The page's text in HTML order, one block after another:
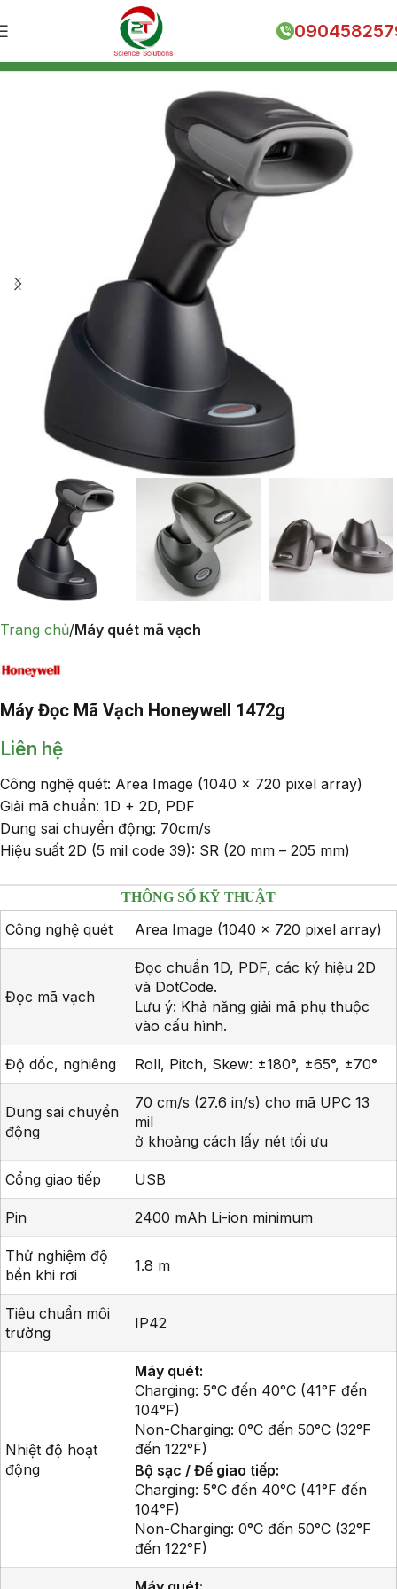
Trang chủ Máy quét mã vạch
Máy Đọc Mã Vạch Honeywell 1472g
Liên hệ
Công nghệ quét: Area Image (1040 x 720 pixel array)
Giải mã chuẩn: 1D + 2D, PDF
Dung sai chuyển động: 70cm/s
Hiệu suất 2D (5 mil code 39): SR (20 mm – 205 mm)
THÔNG SỐ KỸ THUẬT
Công nghệ quét Area Image (1040 x 720 pixel array)
Đọc mã vạch
Đọc chuẩn 1D, PDF, các ký hiệu 2D
và DotCode.
Lưu ý: Khả năng giải mã phụ thuộc
vào cấu hình.
Độ dốc, nghiêng Roll, Pitch, Skew: ±180°, ±65°, ±70°
Dung sai chuyển
động
70 cm/s (27.6 in/s) cho mã UPC 13
mil
ở khoảng cách lấy nét tối ưu
Cổng giao tiếp USB
Pin 2400 mAh Li-ion minimum
Thử nghiệm độ
bền khi rơi
1.8 m
Tiêu chuẩn môi
trường
IP42
Nhiệt độ hoạt
động
Máy quét:
Charging: 5°C đến 40°C (41°F đến
104°F)
Non-Charging: 0°C đến 50°C (32°F
đến 122°F)
Bộ sạc / Đế giao tiếp:
Charging: 5°C đến 40°C (41°F đến
104°F)
Non-Charging: 0°C đến 50°C (32°F
đến 122°F)